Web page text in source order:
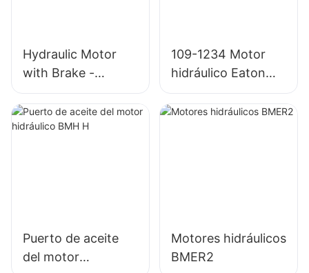
Hydraulic Motor
with Brake -
OMT/BMT Series
109-1234 Motor
hidráulico Eaton
4000 Char Lynn
4K-310
Puerto de aceite
del motor
Motores hidráulicos
BMER2